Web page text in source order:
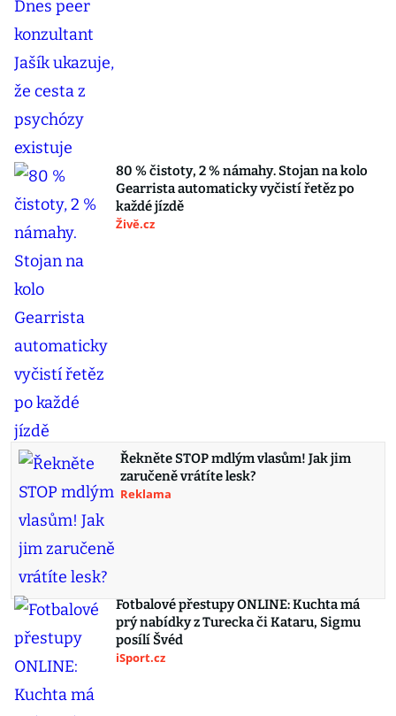
80 % čistoty, 2 % námahy. Stojan na kolo
Gearrista automaticky vyčistí řetěz po
každé jízdě
Živě.cz
Řekněte STOP mdlým vlasům! Jak jim
zaručeně vrátíte lesk?
Reklama
Fotbalové přestupy ONLINE: Kuchta má
prý nabídky z Turecka či Kataru, Sigmu
posílí Švéd
iSport.cz